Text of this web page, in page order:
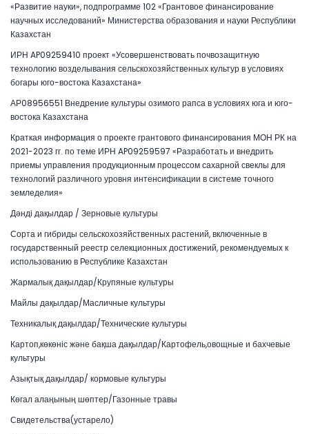
«Развитие науки», подпрограмме 102 «Грантовое финансирование
научных исследований» Министерства образования и науки Республики
Казахстан
ИРН AP09259410 проект «Усовершенствовать почвозащитную
технологию возделывания сельскохозяйственных культур в условиях
богары юго-востока Казахстана»
АР08956551 Внедрение культуры озимого рапса в условиях юга и юго-
востока Казахстана
Краткая информация о проекте грантового финансирования МОН РК на
2021-2023 гг. по теме ИРН AP09259597 «Разработать и внедрить
приемы управления продукционным процессом сахарной свеклы для
технологий различного уровня интенсификации в системе точного
земледелия»
Дәнді дақылдар / Зерновые культуры
Сорта и гибриды сельскохозяйственных растений, включенные в
государственный реестр селекционных достижений, рекомендуемых к
использованию в Республике Казахстан
Жармалық дақылдар/Крупяные культуры
Майлы дақылдар/Масличные культуры
Техникалық дақылдар/Технические культуры
Картоп,көкөніс және бақша дақылдар/Картофель,овощные и бахчевые
культуры
Азықтық дақылдар/ кормовые культуры
Көгал алаңының шөптер/Газонные травы
Свидетельства(устарело)